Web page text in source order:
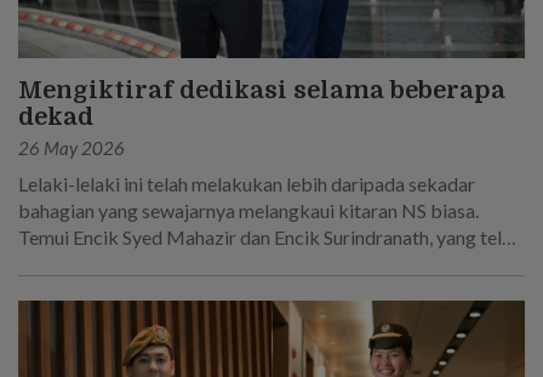
Mengiktiraf dedikasi selama beberapa
dekad
26 May 2026
Lelaki-lelaki ini telah melakukan lebih daripada sekadar
bahagian yang sewajarnya melangkaui kitaran NS biasa.
Temui Encik Syed Mahazir dan Encik Surindranath, yang telah